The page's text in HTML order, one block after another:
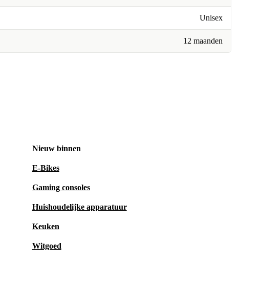
Unisex
12 maanden
Nieuw binnen
E-Bikes
Gaming consoles
Huishoudelijke apparatuur
Keuken
Witgoed